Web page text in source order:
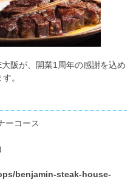
阪が、開業1周年の感謝を込め
。
ーコース
benjamin-steak-house-